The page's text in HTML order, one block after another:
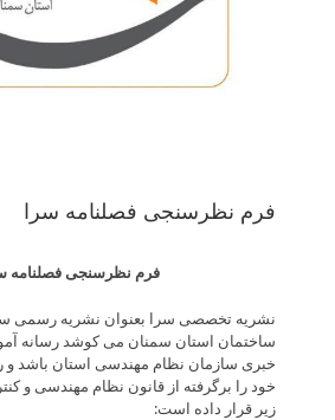
فرم نظرسنجی فصلنامه سرا
فرم نظرسنجی فصلنامه
نشریه تخصصی سرا بعنوان نشریه رسمی
ساختمان استان سمنان می کوشد رسانه
خبری سازمان نظام مهندسی استان باشد
خود را برگرفته از قانون نظام مهندسی و
زیر قرار داده است: